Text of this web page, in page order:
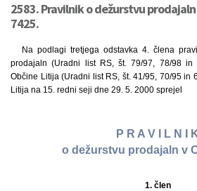
2583. Pravilnik o dežurstvu
7425.
Na podlagi tretjega odstavka 4. člena
prodajaln (Uradni list RS, št. 79/97, 78/98
Občine Litija (Uradni list RS, št. 41/95, 70/95 in
Litija na 15. redni seji dne 29. 5. 2000 sprejel
P R A V I L N I
o dežurstvu prodajaln v
1. člen